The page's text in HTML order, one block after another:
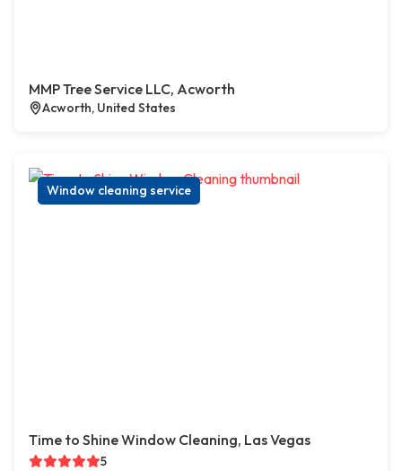
MMP Tree Service LLC, Acworth
Acworth, United States
Window cleaning service
Time to Shine Window Cleaning, Las Vegas
5